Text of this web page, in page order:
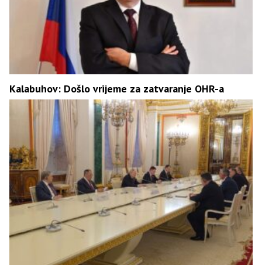
Kalabuhov: Došlo vrijeme za zatvaranje OHR-a